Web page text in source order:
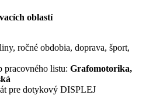
oblastí
ročné obdobia, doprava, šport,
pracovného listu: Grafomotorika,
pre dotykový DISPLEJ